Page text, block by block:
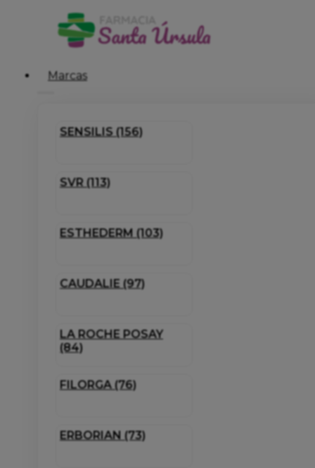
Marcas
SENSILIS (156)
SVR (113)
ESTHEDERM (103)
CAUDALIE (97)
LA ROCHE POSAY
(84)
FILORGA (76)
ERBORIAN (73)